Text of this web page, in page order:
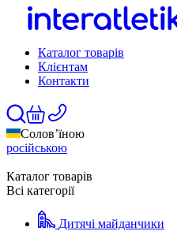
Каталог товарів
Клієнтам
Контакти
Солов’їною
російською
Каталог товарів
Всі категорії
Дитячі майданчики